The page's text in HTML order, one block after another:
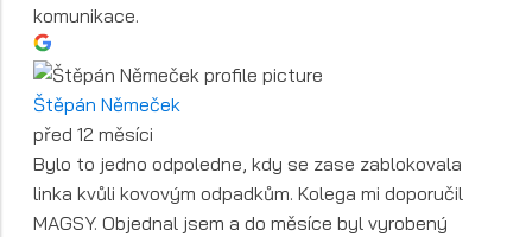
komunikace.
Štěpán Němeček
před 12 měsíci
Bylo to jedno odpoledne, kdy se zase zablokovala
linka kvůli kovovým odpadkům. Kolega mi doporučil
MAGSY. Objednal jsem a do měsíce byl vyrobený